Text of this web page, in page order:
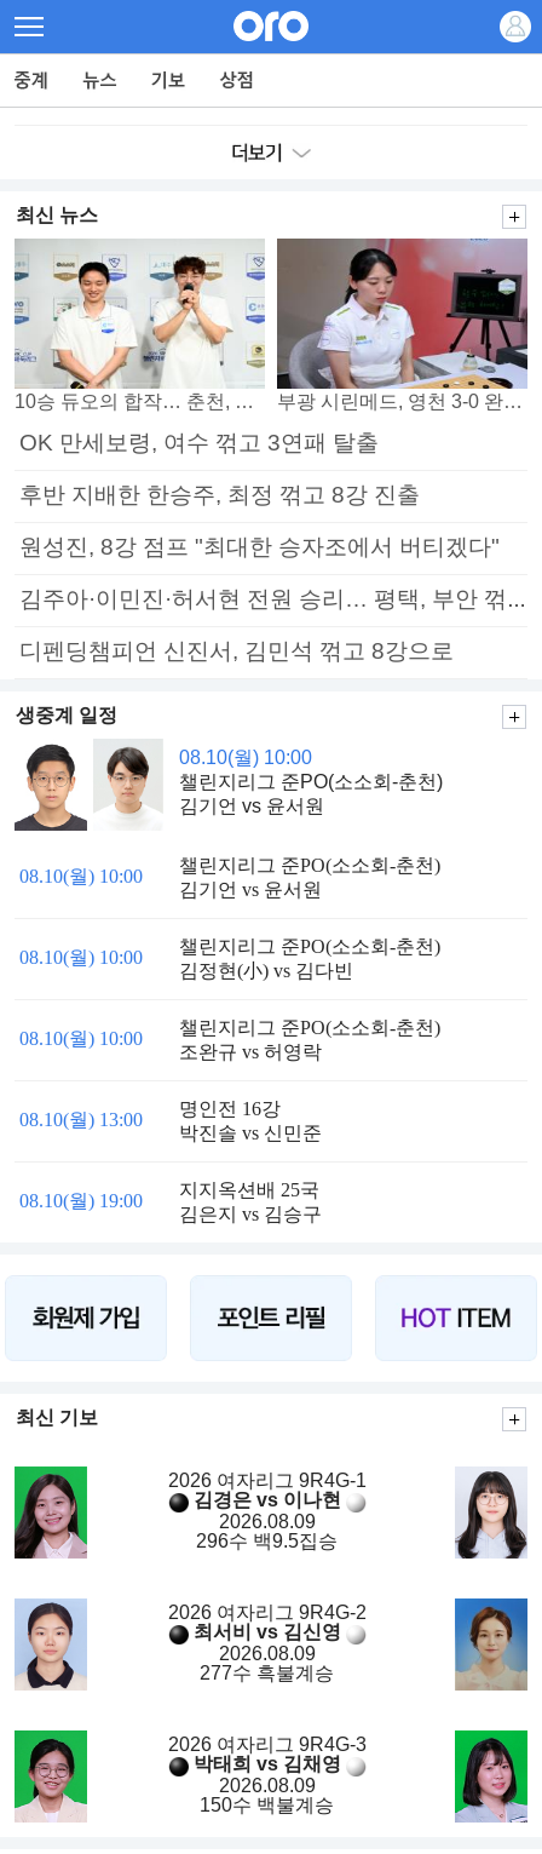
최신 뉴스
10승 듀오의 합작… 춘천, 소소회 꺾고 플레이오프 진출 부광 시린메드, 영천 3-0 완파하며 4연패 탈출
OK 만세보령, 여수 꺾고 3연패 탈출
후반 지배한 한승주, 최정 꺾고 8강 진출
원성진, 8강 점프 "최대한 승자조에서 버티겠다"
김주아·이민진·허서현 전원 승리… 평택, 부안 꺾고 5연승
디펜딩챔피언 신진서, 김민석 꺾고 8강으로
생중계 일정
08.10(월) 10:00
챌린지리그 준PO(소소회-춘천)
김기언 vs 윤서원
08.10(월) 10:00
챌린지리그 준PO(소소회-춘천)
김기언 vs 윤서원
08.10(월) 10:00
챌린지리그 준PO(소소회-춘천)
김정현(小) vs 김다빈
08.10(월) 10:00
챌린지리그 준PO(소소회-춘천)
조완규 vs 허영락
08.10(월) 13:00
명인전 16강
박진솔 vs 신민준
08.10(월) 19:00
지지옥션배 25국
김은지 vs 김승구
최신 기보
2026 여자리그 9R4G-1
김경은 vs 이나현
2026.08.09
296수 백9.5집승
2026 여자리그 9R4G-2
최서비 vs 김신영
2026.08.09
277수 흑불계승
2026 여자리그 9R4G-3
박태희 vs 김채영
2026.08.09
150수 백불계승